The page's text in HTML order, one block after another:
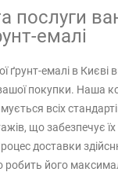
послуги
емалі
ґрунт-емалі в Києві
вашої покупки. Наша
всіх
що забезпечує
доставки
робить його